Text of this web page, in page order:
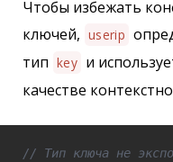
Чтобы избежать
ключей, userip
тип key и
качестве
// Тип ключа не